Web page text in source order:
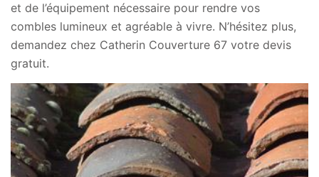
et de l’équipement nécessaire pour rendre vos
combles lumineux et agréable à vivre. N’hésitez plus,
demandez chez Catherin Couverture 67 votre devis
gratuit.